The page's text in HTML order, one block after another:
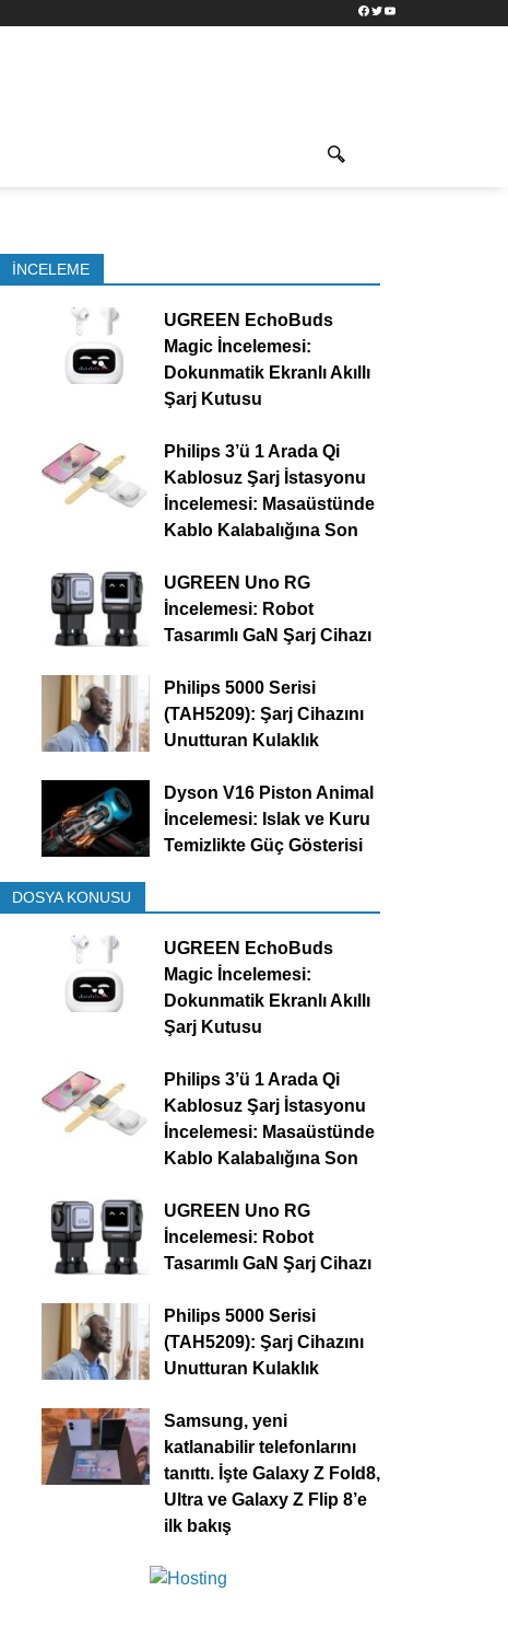
Facebook
TwitterYouTube
İNCELEME
UGREEN EchoBuds
Magic İncelemesi:
Dokunmatik Ekranlı Akıllı
Şarj Kutusu
Philips 3’ü 1 Arada Qi
Kablosuz Şarj İstasyonu
İncelemesi: Masaüstünde
Kablo Kalabalığına Son
UGREEN Uno RG
İncelemesi: Robot
Tasarımlı GaN Şarj Cihazı
Philips 5000 Serisi
(TAH5209): Şarj Cihazını
Unutturan Kulaklık
Dyson V16 Piston Animal
İncelemesi: Islak ve Kuru
Temizlikte Güç Gösterisi
DOSYA KONUSU
UGREEN EchoBuds
Magic İncelemesi:
Dokunmatik Ekranlı Akıllı
Şarj Kutusu
Philips 3’ü 1 Arada Qi
Kablosuz Şarj İstasyonu
İncelemesi: Masaüstünde
Kablo Kalabalığına Son
UGREEN Uno RG
İncelemesi: Robot
Tasarımlı GaN Şarj Cihazı
Philips 5000 Serisi
(TAH5209): Şarj Cihazını
Unutturan Kulaklık
Samsung, yeni
katlanabilir telefonlarını
tanıttı. İşte Galaxy Z Fold8,
Ultra ve Galaxy Z Flip 8’e
ilk bakış